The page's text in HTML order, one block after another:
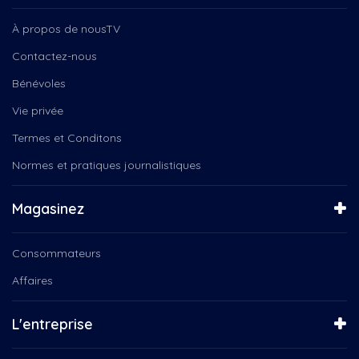
cardio, santé
Caribou forestier
Caroline Côté
Carrefour jeunesse-emploi
Centraide...
Centre de services scolaire...
Centre Émersion Baie-Comeau
Centre-du-Québec
Centre-ville
Chambre de commerce et...
Chorale Ste-Amélie
Chorales
Défilé de Noël de...
En Mouvement
Ensemble vocal Voix Libres
Entre Nous
Fun regarder films
Gribouille Bouille
Instinct canin
Kamishibaï
Kiro le clown
La boîte à chansons
La Féérie de Noël
La marée chantante
La Médiathèque
La Tête dans les nuances
À propos de nousTV
Contactez-nous
Bénévoles
Vie privée
Termes et Conditons
Normes et pratiques journalistiques
Magasinez
Consommateurs
Affaires
L'entreprise